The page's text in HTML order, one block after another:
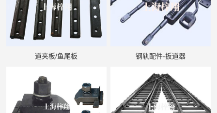
道夹板/鱼尾板 钢轨配件-扳道器